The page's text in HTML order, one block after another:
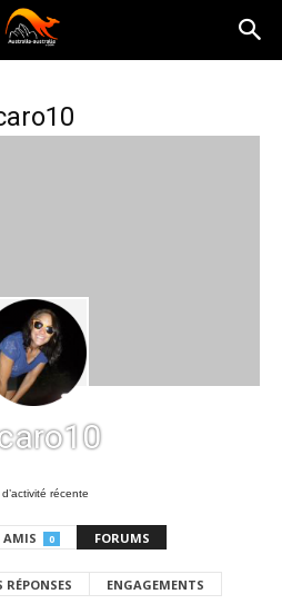
récente
AMIS 0 FORUMS
RÉPONSES ENGAGEMENTS